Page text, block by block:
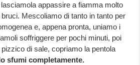
appassire a fiamma molto
Mescoliamo di tanto in tanto per
e, appena pronta, uniamo i
soffriggere per pochi minuti, poi
di sale, copriamo la pentola
sfumi completamente.